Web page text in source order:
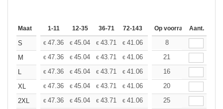
Maat 1-11 12-35 36-71 72-143 144-287 288 + Meer
Op voorraadAant.
S € 47.36 € 45.04 € 43.71 € 41.06 38.75
8
M
€ 47.36 € 45.04 € 43.71 € 41.06 38.75
21
L
€ 47.36 € 45.04 € 43.71 € 41.06 38.75
16
XL
€ 47.36 € 45.04 € 43.71 € 41.06 38.75
20
2XL
€ 47.36 € 45.04 € 43.71 € 41.06 38.75
25